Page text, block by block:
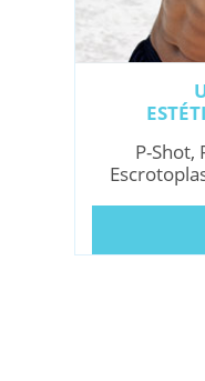
P-Shot,